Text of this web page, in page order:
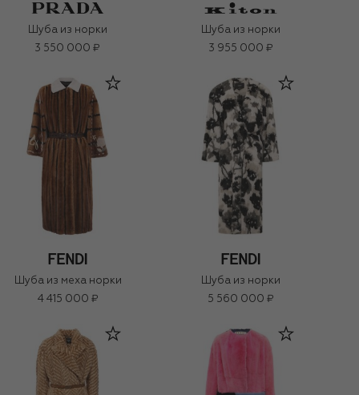
Шуба из норки
3 550 000 ₽
Шуба из норки
3 955 000 ₽
Шуба из меха норки
4 415 000 ₽
Шуба из норки
5 560 000 ₽